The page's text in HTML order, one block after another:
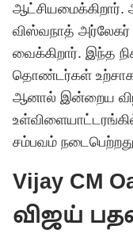
ஆட்சியமைக்கிறார்.
விஸ்வநாத் அர்லேகர்
வைக்கிறார். இந்த
தொண்டர்கள்
ஆனால் இன்றைய
சம்பவம்
Vijay CM
விஜய்